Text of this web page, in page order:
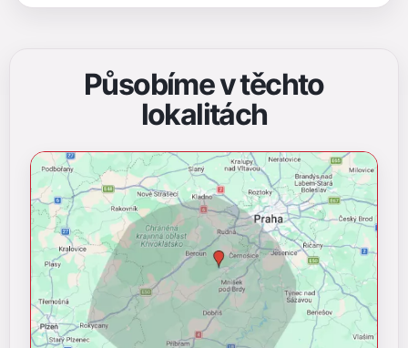
Působíme v těchto
lokalitách